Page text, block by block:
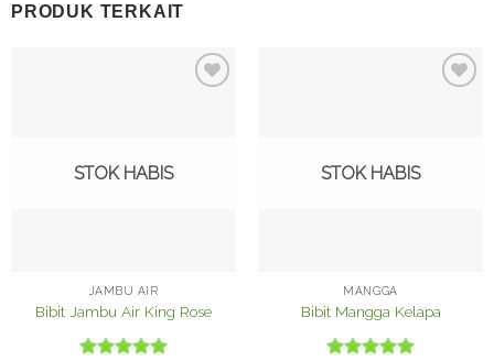
PRODUK TERKAIT
STOK HABIS
JAMBU AIR
Bibit Jambu Air King Rose
STOK HABIS
MANGGA
Bibit Mangga Kelapa